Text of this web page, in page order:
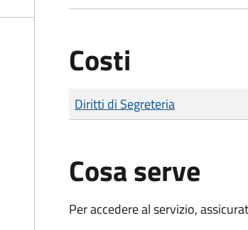
Costi
Tipo di pagamento
Importo
Diritti di Segreteria
Cosa serve
Per accedere al servizio,